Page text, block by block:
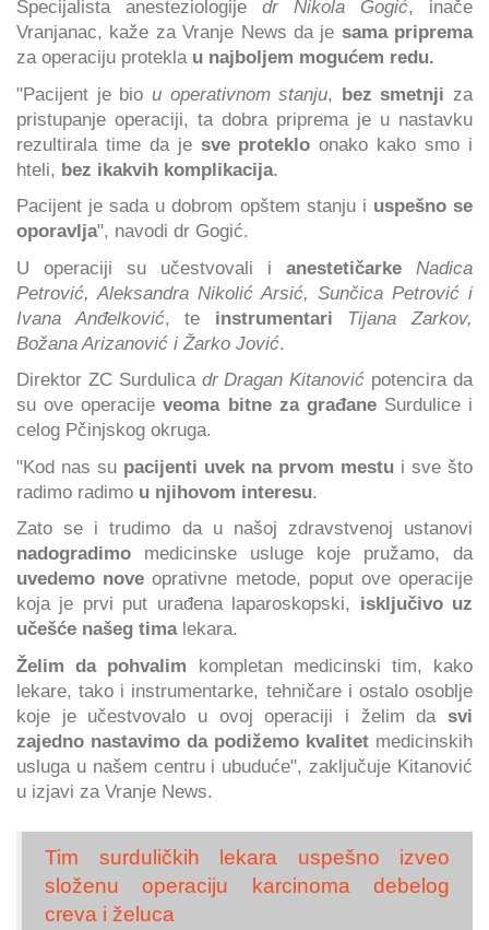
Specijalista anesteziologije dr Nikola Gogić, inače
Vranjanac, kaže za Vranje News da je sama priprema
za operaciju protekla u najboljem mogućem redu.
"Pacijent je bio u operativnom stanju, bez smetnji za
pristupanje operaciji, ta dobra priprema je u nastavku
rezultirala time da je sve protekloonako kako smo i
hteli, bez ikakvih komplikacija.
Pacijent je sada u dobrom opštem stanju i uspešno se
oporavlja", navodi dr Gogić.
U operaciji su učestvovali i anestetičarke
Nadica
Petrović, Aleksandra Nikolić Arsić, Sunčica Petrović i
Ivana Anđelković, te instrumentari
Tijana Zarkov,
Božana Arizanović i Žarko Jović.
Direktor ZC Surdulica dr Dragan Kitanović potencira da
su ove operacije veoma bitne za građane Surdulice i
celog Pčinjskog okruga.
"Kod nas su pacijenti uvek na prvom mestu i sve što
radimo radimo u njihovom interesu.
Zato se i trudimo da u našoj zdravstvenoj ustanovi
nadogradimo medicinske usluge koje pružamo, da
uvedemo nove oprativne metode, poput ove operacije
koja je prvi put urađena laparoskopski, isključivo uz
učešće našeg timalekara.
Želim da pohvalim kompletan medicinski tim, kako
lekare, tako i instrumentarke, tehničare i ostalo osoblje
koje je učestvovalo u ovoj operaciji i želim da svi
zajedno nastavimo da podižemo kvalitet medicinskih
usluga u našem centru i ubuduće", zaključuje Kitanović
u izjavi za Vranje News.
Tim surduličkih lekara uspešno izveo
složenu operaciju karcinoma debelog
creva i želuca